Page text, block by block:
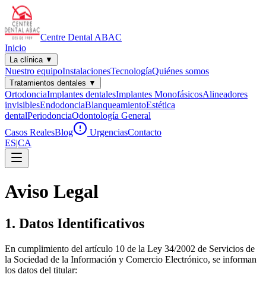
Centre Dental ABAC
Inicio
La clínica ▼
Nuestro equipoInstalacionesTecnologíaQuiénes somos
Tratamientos dentales ▼
OrtodonciaImplantes dentalesImplantes MonofásicosAlineadores
invisiblesEndodonciaBlanqueamientoEstética
dentalPeriodonciaOdontología General
Casos RealesBlog UrgenciasContacto
ES|CA
Aviso Legal
1. Datos Identificativos
En cumplimiento del artículo 10 de la Ley 34/2002 de Servicios de
la Sociedad de la Información y Comercio Electrónico, se informan
los datos del titular: